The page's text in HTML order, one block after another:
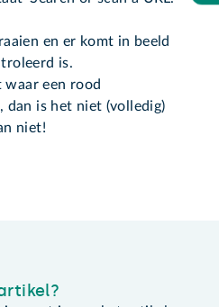
en er komt in beeld
is.
een rood
is het niet (volledig)
niet!